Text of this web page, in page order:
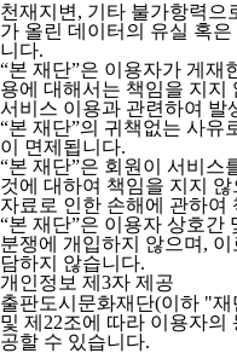
천재지변, 기타 불가항력으
가 올린 데이터의 유실 혹
니다.
“본 재단”은 이용자가 게재
용에 대해서는 책임을 지지
서비스 이용과 관련하여 발
“본 재단”의 귀책없는 사유
이 면제됩니다.
“본 재단”은 회원이 서비스
것에 대하여 책임을 지지
자료로 인한 손해에 관하여
“본 재단”은 이용자 상호간
분쟁에 개입하지 않으며,
담하지 않습니다.
개인정보 제3자 제공
출판도시문화재단(이하 "
및 제22조에 따라 이용자의
공할 수 있습니다.